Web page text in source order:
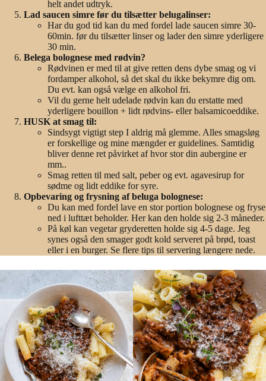
helt andet udtryk.
Lad saucen simre før du tilsætter belugalinser:
Har du god tid kan du med fordel lade saucen simre 30-
60min. før du tilsætter linser og lader den simre yderligere
30 min.
Belega bolognese med rødvin?
Rødvinen er med til at give retten dens dybe smag og vi
fordamper alkohol, så det skal du ikke bekymre dig om.
Du evt. kan også vælge en alkohol fri.
Vil du gerne helt udelade rødvin kan du erstatte med
yderligere bouillon + lidt rødvins- eller balsamicoeddike.
HUSK at smag til:
Sindsygt vigtigt step I aldrig må glemme. Alles smagsløg
er forskellige og mine mængder er guidelines. Samtidig
bliver denne ret påvirket af hvor stor din aubergine er
mm..
Smag retten til med salt, peber og evt. agavesirup for
sødme og lidt eddike for syre.
Opbevaring og frysning af beluga bolognese:
Du kan med fordel lave en stor portion bolognese og fryse
ned i lufttæt beholder. Her kan den holde sig 2-3 måneder.
På køl kan vegetar gryderetten holde sig 4-5 dage. Jeg
synes også den smager godt kold serveret på brød, toast
eller i en burger. Se flere tips til servering længere nede.